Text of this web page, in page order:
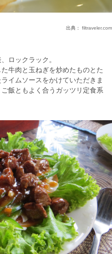
出典： filtraveler.com
ロックラック。
牛肉と玉ねぎを炒めたものとた
イムソースをかけていただきま
飯ともよく合うガッツリ定食系